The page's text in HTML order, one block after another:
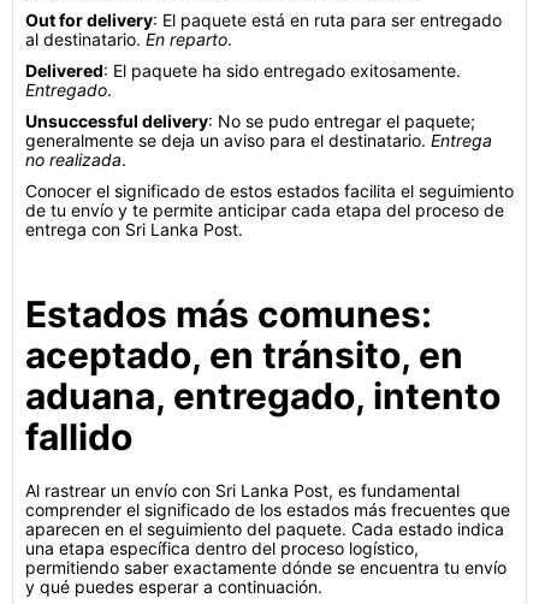
Out for delivery: El paquete está en ruta para ser entregado
al destinatario. En reparto.
Delivered: El paquete ha sido entregado exitosamente.
Entregado.
Unsuccessful delivery: No se pudo entregar el paquete;
generalmente se deja un aviso para el destinatario. Entrega
no realizada.
Conocer el significado de estos estados facilita el seguimiento
de tu envío y te permite anticipar cada etapa del proceso de
entrega con Sri Lanka Post.
Estados más comunes:
aceptado, en tránsito, en
aduana, entregado, intento
fallido
Al rastrear un envío con Sri Lanka Post, es fundamental
comprender el significado de los estados más frecuentes que
aparecen en el seguimiento del paquete. Cada estado indica
una etapa específica dentro del proceso logístico,
permitiendo saber exactamente dónde se encuentra tu envío
y qué puedes esperar a continuación.